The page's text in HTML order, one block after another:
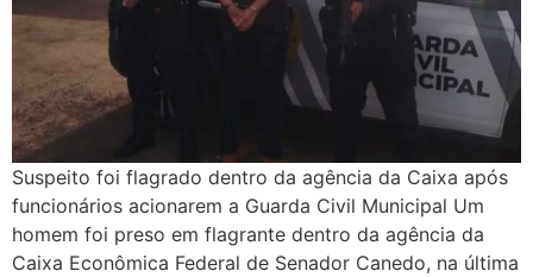
Suspeito foi flagrado dentro da agência da Caixa após
funcionários acionarem a Guarda Civil Municipal Um
homem foi preso em flagrante dentro da agência da
Caixa Econômica Federal de Senador Canedo, na última